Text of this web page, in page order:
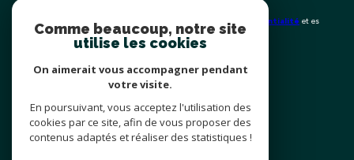
Ce site est protégé par reCAPTCHA, les Politiques de Confidentialité et es
Conditions d'utilisation de Google s'appliquent.
Espace
PROPRIÉTAIRE
Se connecter
Comme beaucoup, notre site
utilise les cookies
On aimerait vous accompagner pendant
votre visite.
En poursuivant, vous acceptez l'utilisation des
cookies par ce site, afin de vous proposer des
contenus adaptés et réaliser des statistiques !